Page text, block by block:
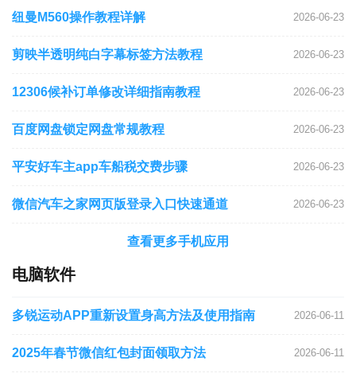
纽曼M560操作教程详解 2026-06-23
剪映半透明纯白字幕标签方法教程 2026-06-23
12306候补订单修改详细指南教程 2026-06-23
百度网盘锁定网盘常规教程 2026-06-23
平安好车主app车船税交费步骤 2026-06-23
微信汽车之家网页版登录入口快速通道 2026-06-23
查看更多手机应用
电脑软件
多锐运动APP重新设置身高方法及使用指南 2026-06-11
2025年春节微信红包封面领取方法 2026-06-11